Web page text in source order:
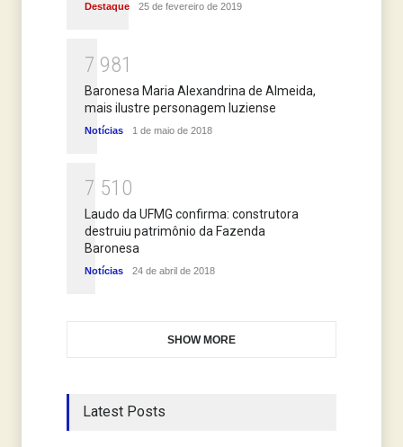
Destaque 25 de fevereiro de 2019
7 981
Baronesa Maria Alexandrina de Almeida,
mais ilustre personagem luziense
Notícias 1 de maio de 2018
7 51 0
Laudo da UFMG confirma: construtora
destruiu patrimônio da Fazenda
Baronesa
Notícias 24 de abril de 2018
SHOW MORE
Latest Posts